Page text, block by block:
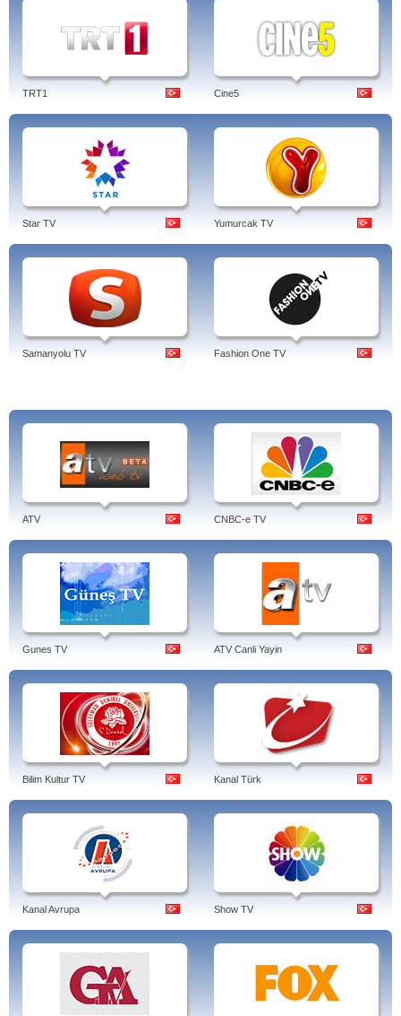
TRT1 Cine5
Star TV Yumurcak TV
Samanyolu TV Fashion One TV
ATV CNBC-e TV
Gunes TV ATV Canli Yayin
Bilim Kultur TV Kanal Türk
Kanal Avrupa Show TV